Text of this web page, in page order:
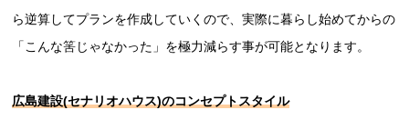
ら逆算してプランを作成していくので、実際に暮らし始めてからの
「こんな筈じゃなかった」を極力減らす事が可能となります。
広島建設(セナリオハウス)のコンセプトスタイル